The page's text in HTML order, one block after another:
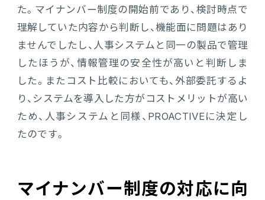
た。マイナンバー制度の開始前であり、検討時点で
理解していた内容から判断し、機能面に問題はあり
ませんでしたし、人事システムと同一の製品で管理
したほうが、情報管理の安全性が高いと判断しま
した。またコスト比較においても、外部委託するよ
り、システムを導入した方がコストメリットが高い
ため、人事システムと同様、PROACTIVEに決定し
たのです。
マイナンバー制度の対応に向